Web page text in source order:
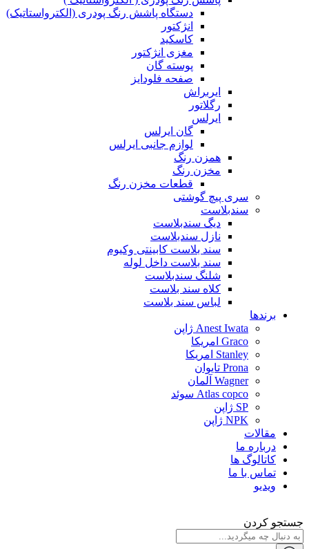
دستگاه پاشش رنگ پودری (الکترواستاتیک)
انژکتور
کاسکید
مغزی انژکتور
پوسته گان
صفحه فلودایز
ایربراش
رگلاتور
ایرلس
گان ایرلس
لوازم جانبی ایرلس
همزن رنگ
مخزن رنگ
قطعات مخزن رنگ
سری پیچ گوشتی
سندبلاست
دیگ سندبلاست
نازل سندبلاست
سند بلاست کابینتی وکیوم
سند بلاست داخل لوله
شلنگ سندبلاست
کلاه سند بلاست
لباس سند بلاست
برندها
Anest Iwata ژاپن
Graco امریکا
Stanley امریکا
Prona تایوان
Wagner آلمان
Atlas copco سوئد
SP ژاپن
NPK ژاپن
مقالات
درباره ما
کاتالوگ ها
تماس با ما
ویدیو
جستجو کردن